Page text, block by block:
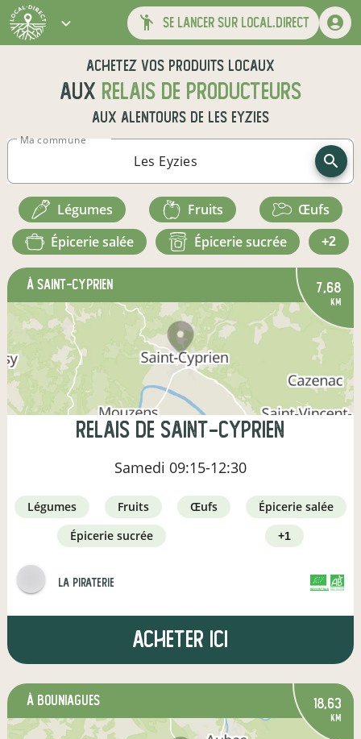
se lancer sur local.direct
Achetez vos produits locaux
aux relais de producteurs
aux alentours de Les Eyzies
Ma commune
légumes fruits
œufs
épicerie salée
épicerie sucrée +2
à Saint-Cyprien 7,68
km
Relais de Saint-Cyprien
Samedi 09:15-12:30
légumes fruits œufs
épicerie salée
épicerie sucrée
+1
la piraterie CERTIFIÉ PAR FR-BIO-01
AGRICULTURE FRANCE
Acheter ici
à BOUNIAGUES 18,63
km